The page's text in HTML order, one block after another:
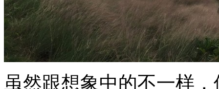
虽然跟想象中的不一样